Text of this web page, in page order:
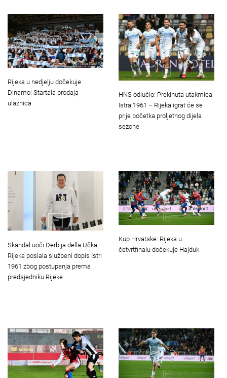
Rijeka u nedjelju dočekuje
Dinamo: Startala prodaja
ulaznica
HNS odlučio: Prekinuta utakmica
Istra 1961 – Rijeka igrat će se
prije početka proljetnog dijela
sezone
Skandal uoči Derbija della Učka:
Rijeka poslala službeni dopis Istri
1961 zbog postupanja prema
predsjedniku Rijeke
Kup Hrvatske: Rijeka u
četvrtfinalu dočekuje Hajduk